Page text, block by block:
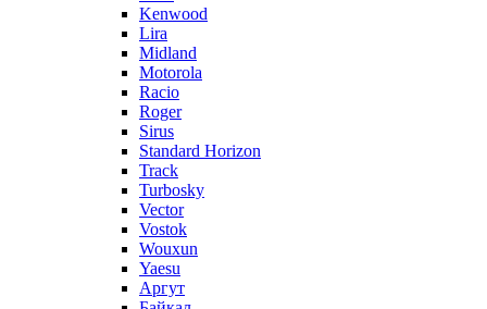
Kenwood
Lira
Midland
Motorola
Racio
Roger
Sirus
Standard Horizon
Track
Turbosky
Vector
Vostok
Wouxun
Yaesu
Аргут